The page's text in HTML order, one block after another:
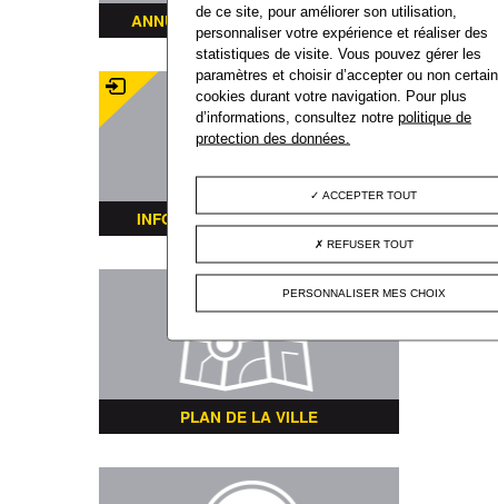
ANNUAIRE DES ASSOCIATIONS
INFORMATIONS TRANSPORTS
PLAN DE LA VILLE
de ce site, pour améliorer son utilisation,
personnaliser votre expérience et réaliser des
statistiques de visite. Vous pouvez gérer les
paramètres et choisir d’accepter ou non
cookies durant votre navigation. Pour plus
d’informations, consultez notrepolitique de
protection des données.
ACCEPTER TOUT
REFUSER TOUT
PERSONNALISER MES CHOIX